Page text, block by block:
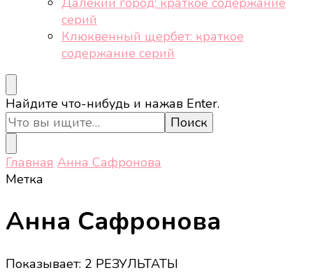
серий
Клюквенный щербет: краткое
содержание серий
Ищите
что-
то?
Найдите что-нибудь и нажав Enter.
Главная Анна Сафронова
Метка
Анна Сафронова
Показывает: 2 РЕЗУЛЬТАТЫ